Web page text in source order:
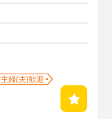
主婦(夫)歓迎